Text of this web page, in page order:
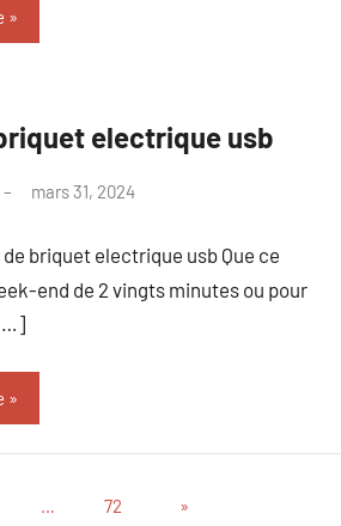
electrique usb
mars 31, 2024
briquet electrique usb Que ce
end de 2 vingts minutes ou pour
… 72
Articles
»